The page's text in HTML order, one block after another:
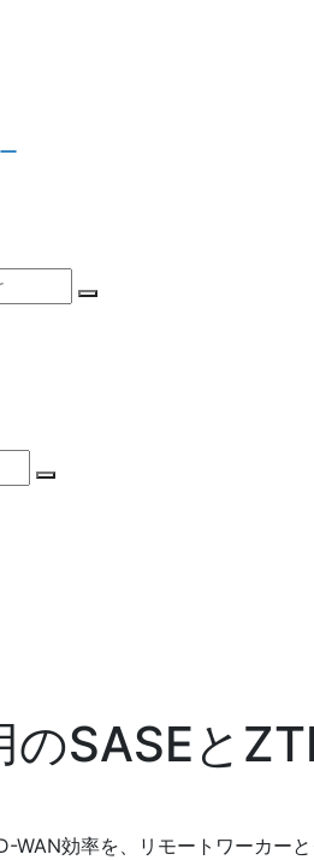
のSASEと
WAN効率を、リモートワーカー